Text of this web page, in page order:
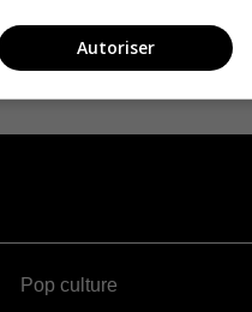
Pop culture
Autoriser